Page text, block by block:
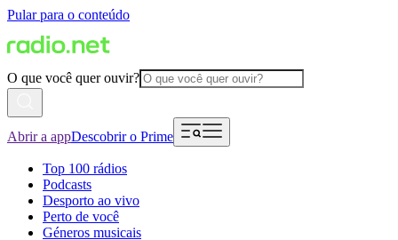
Pular para o conteúdo
O que você quer ouvir?
Abrir a appDescobrir o Prime
Top 100 rádios
Podcasts
Desporto ao vivo
Perto de você
Géneros musicais